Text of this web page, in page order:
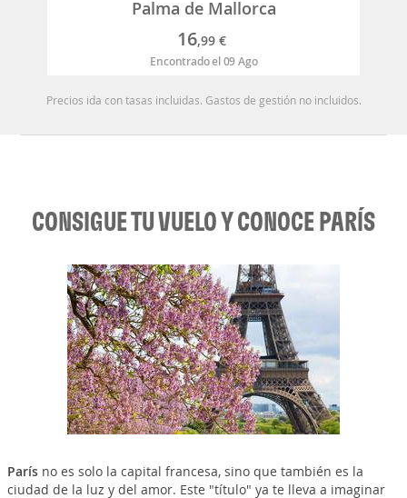
Palma de Mallorca
16,99 €
Encontrado el 09 Ago
Precios ida con tasas incluidas. Gastos de gestión no incluidos.
CONSIGUE TU VUELO Y CONOCE PARÍS
París no es solo la capital francesa, sino que también es la
ciudad de la luz y del amor. Este "título" ya te lleva a imaginar